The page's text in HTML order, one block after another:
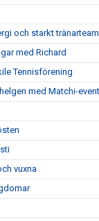
och starkt tränarteam
med Richard
Tennisförening
med Matchi-
vuxna